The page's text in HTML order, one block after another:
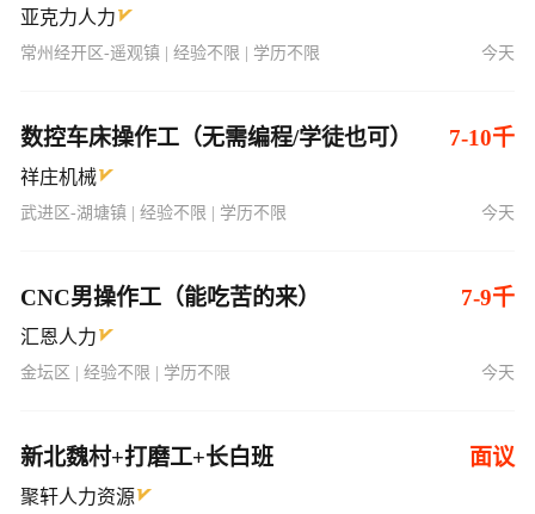
亚克力人力
常州经开区-遥观镇 | 经验不限 | 学历不限 今天
数控车床操作工（无需编程/学徒也可） 7-10千
祥庄机械
武进区-湖塘镇 | 经验不限 | 学历不限 今天
CNC男操作工（能吃苦的来） 7-9千
汇恩人力
金坛区 | 经验不限 | 学历不限 今天
新北魏村+打磨工+长白班 面议
聚轩人力资源